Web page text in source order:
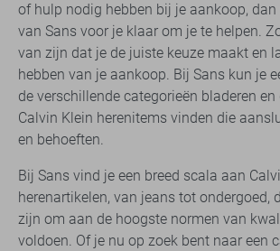
of hulp nodig hebben bij je aankoop,
van Sans voor je klaar om je te helpen.
van zijn dat je de juiste keuze maakt en
hebben van je aankoop. Bij Sans kun je
de verschillende categorieën bladeren en
Calvin Klein herenitems vinden die
en behoeften.
Bij Sans vind je een breed scala aan
herenartikelen, van jeans tot ondergoed,
zijn om aan de hoogste normen van
voldoen. Of je nu op zoek bent naar een